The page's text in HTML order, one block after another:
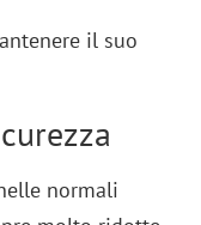
il suo
normali